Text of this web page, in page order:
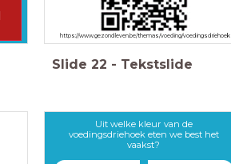
https://www.gezondleven.be/themas/voeding/voedingsdriehoek
Slide 22 - Tekstslide
Uit welke kleur van de
voedingsdriehoek eten we best het
vaakst?